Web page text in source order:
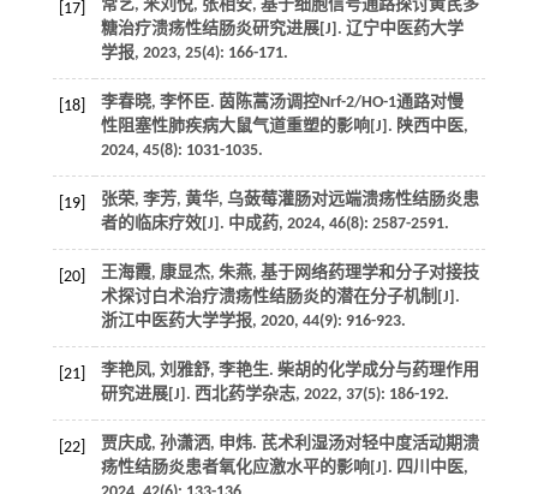
[17]
常艺, 米刘悦, 张相安, 基于细胞信号通路探讨黄芪多
糖治疗溃疡性结肠炎研究进展[J]. 辽宁中医药大学
学报, 2023, 25(4): 166-171.
[18]
李春晓, 李怀臣. 茵陈蒿汤调控Nrf-2/HO-1通路对慢
性阻塞性肺疾病大鼠气道重塑的影响[J]. 陕西中医,
2024, 45(8): 1031-1035.
[19]
张荣, 李芳, 黄华, 乌蔹莓灌肠对远端溃疡性结肠炎患
者的临床疗效[J]. 中成药, 2024, 46(8): 2587-2591.
[20]
王海霞, 康显杰, 朱燕, 基于网络药理学和分子对接技
术探讨白术治疗溃疡性结肠炎的潜在分子机制[J].
浙江中医药大学学报, 2020, 44(9): 916-923.
[21]
李艳凤, 刘雅舒, 李艳生. 柴胡的化学成分与药理作用
研究进展[J]. 西北药学杂志, 2022, 37(5): 186-192.
[22]
贾庆成, 孙潇洒, 申炜. 芪术利湿汤对轻中度活动期溃
疡性结肠炎患者氧化应激水平的影响[J]. 四川中医,